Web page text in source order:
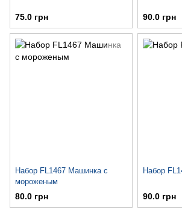
75.0 грн 90.0 грн
Набор FL1467 Машинка с
мороженым
80.0 грн
Набор
90.0 грн